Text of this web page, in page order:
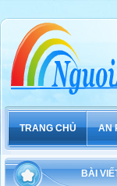
TRANG CHỦ AN
BÀI